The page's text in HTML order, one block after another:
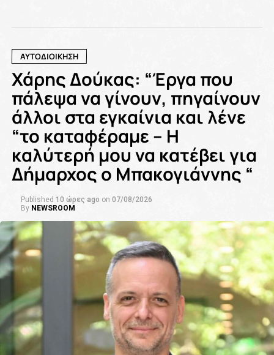
ΑΥΤΟΔΙΟΙΚΗΣΗ
Χάρης Δούκας: “Έργα που
πάλεψα να γίνουν, πηγαίνουν
άλλοι στα εγκαίνια και λένε
“το καταφέραμε – Η
καλύτερή μου να κατέβει για
Δήμαρχος ο Μπακογιάννης “
Published 10 ώρες ago on 07/08/2026
By NEWSROOM